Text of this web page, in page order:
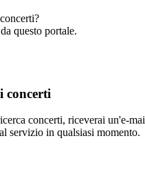
questo portale.
concerti
concerti, riceverai un'e-
servizio in qualsiasi momento.